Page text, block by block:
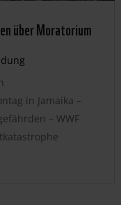
über Moratorium
in Jamaika –
– WWF